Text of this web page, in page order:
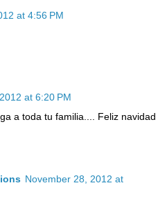
at 4:56 PM
at 6:20 PM
a toda tu familia.... Feliz navidad
November 28, 2012 at